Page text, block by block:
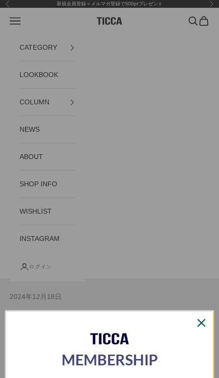
コンテンツへスキップ
前へ 新規会員登録＋メルマガ登録で500ptプレゼント 次
TICCA
メニュー 検索カート
CATEGORY
LOOKBOOK
COLUMN
NEWS
ABOUT
SHOP INFO
WISHLIST
INSTAGRAM
ログイン
2024年12月18日
返品ガイド内容更新のお知らせ（2024年
平素よりTICCA ONLINE STOREをご利用いただきありがとうご
MEMBERSHIP